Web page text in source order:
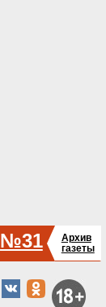
№31
Архив
газеты